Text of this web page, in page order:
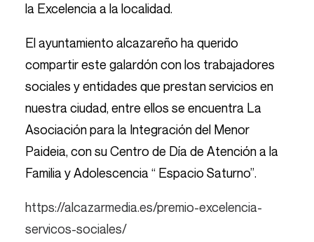
la Excelencia a la localidad.
El ayuntamiento alcazareño ha querido
compartir este galardón con los trabajadores
sociales y entidades que prestan servicios en
nuestra ciudad, entre ellos se encuentra La
Asociación para la Integración del Menor
Paideia, con su Centro de Día de Atención a la
Familia y Adolescencia “ Espacio Saturno”.
https://alcazarmedia.es/premio-excelencia-
servicos-sociales/